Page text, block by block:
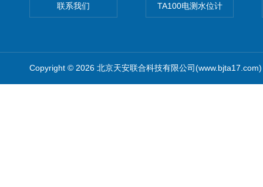
联系我们 TA100电测水位计
Copyright © 2026 北京天安联合科技有限公司